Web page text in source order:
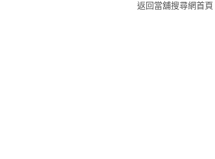
返回當舖搜尋網首頁